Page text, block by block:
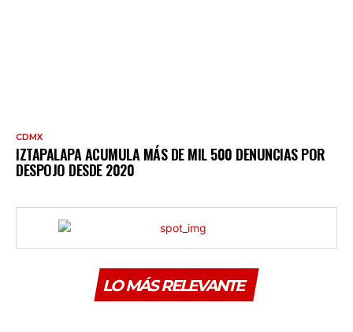
CDMX
IZTAPALAPA ACUMULA MÁS DE MIL 500 DENUNCIAS POR
DESPOJO DESDE 2020
LO MÁS RELEVANTE